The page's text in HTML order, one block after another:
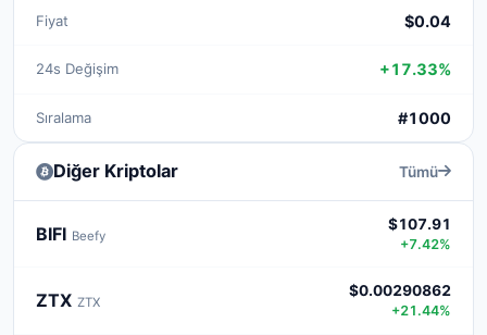
Fiyat $0.04
24s Değişim +17.33%
Sıralama #1000
Diğer Kriptolar Tümü
BIFI Beefy
$107.91
+7.42%
ZTX ZTX
$0.00290862
+21.44%